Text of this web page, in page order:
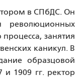
в СПбДС. Он
революционных
занятия
каникул. В
образцовой
1909 гг. ректор